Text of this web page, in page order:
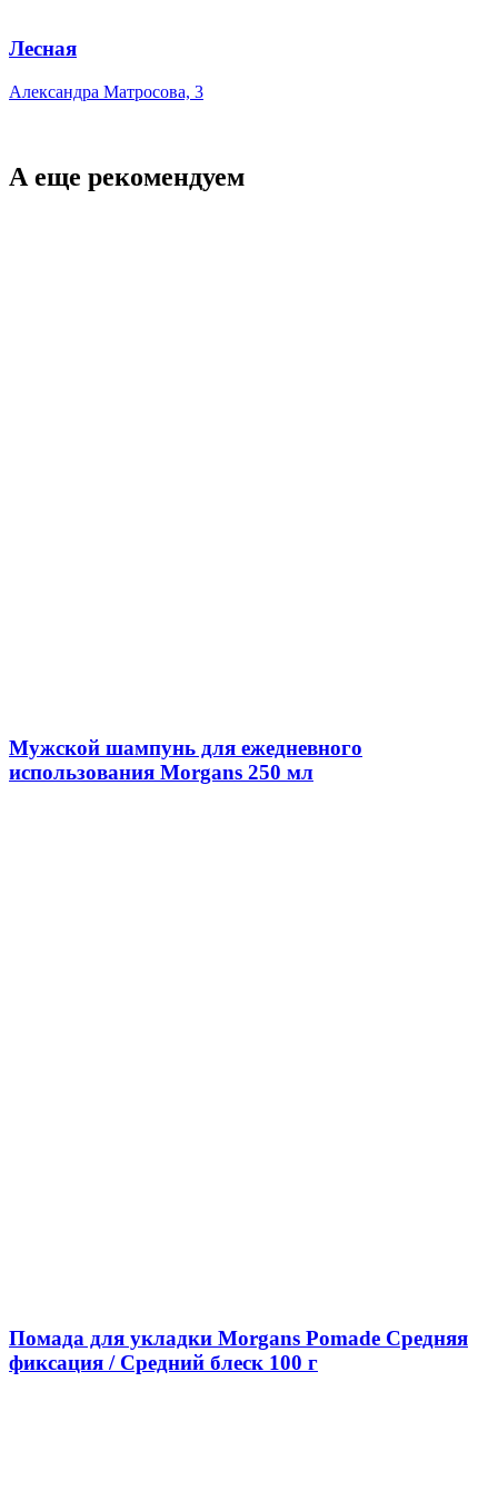
Лесная
Александра Матросова, 3
А еще рекомендуем
Мужской шампунь для ежедневного
использования Morgans 250 мл
Помада для укладки Morgans Pomade Средняя
фиксация / Средний блеск 100 г